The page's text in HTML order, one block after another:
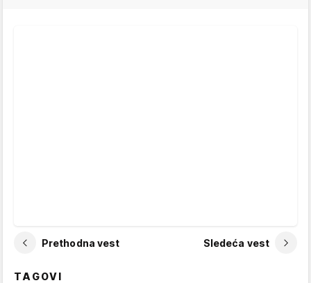
Prethodna vest Sledeća vest
TAGOVI